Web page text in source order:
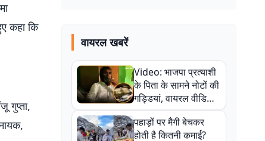
कहा कि
गुप्ता,
वायरल खबरें
Video: भाजपा प्रत्याशी
के पिता के सामने नोटों की
गड्डियां, वायरल वीडियो
से राजनीति में उबाल,
अजित महतो बोले- TMC
की गंदी चाल
पहाड़ों पर मैगी बेचकर
होती है कितनी कमाई?